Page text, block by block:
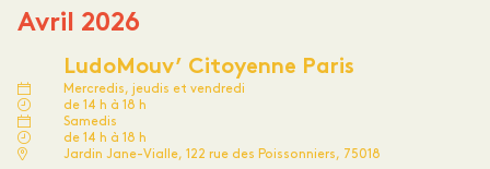
Avril 2026
LudoMouv’ Citoyenne Paris
Mercredis, jeudis et vendredi
de 14 h à 18 h
Samedis
de 14 h à 18 h
Jardin Jane-Vialle, 122 rue des Poissonniers, 75018